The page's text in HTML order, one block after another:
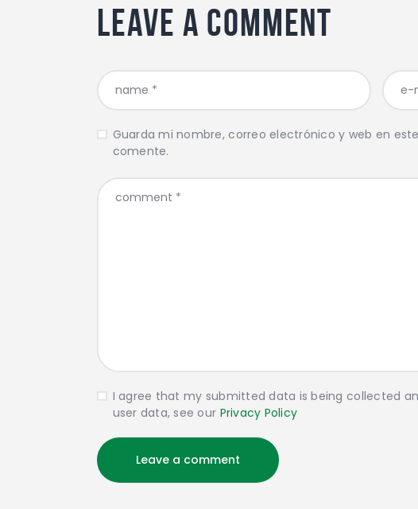
Leave a comment
Guarda mi nombre, correo electrónico y web en
comente.
I agree that my submitted data is being collected
user data, see our Privacy Policy